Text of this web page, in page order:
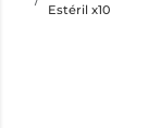
Estéril x10